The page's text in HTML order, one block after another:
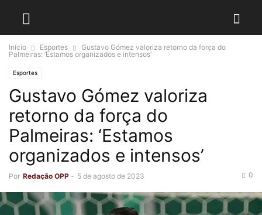
Início Esportes
Gustavo Gómez valoriza retorno da força do
Palmeiras: ‘Estamos organizados e intensos’
Esportes
Gustavo Gómez valoriza
retorno da força do
Palmeiras: ‘Estamos
organizados e intensos’
Por Redação OPP - 5 de agosto de 2023 0